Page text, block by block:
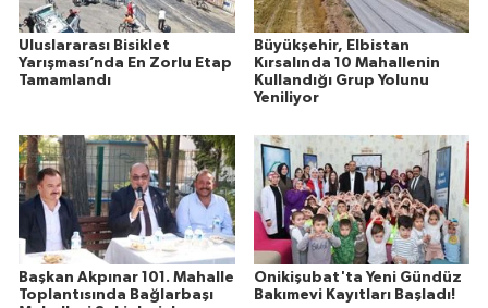
Uluslararası Bisiklet
Yarışması’nda En Zorlu Etap
Tamamlandı
Büyükşehir, Elbistan
Kırsalında 10 Mahallenin
Kullandığı Grup Yolunu
Yeniliyor
Başkan Akpınar 101. Mahalle
Toplantısında Bağlarbaşı
Onikişubat'ta Yeni Gündüz
Bakımevi Kayıtları Başladı!